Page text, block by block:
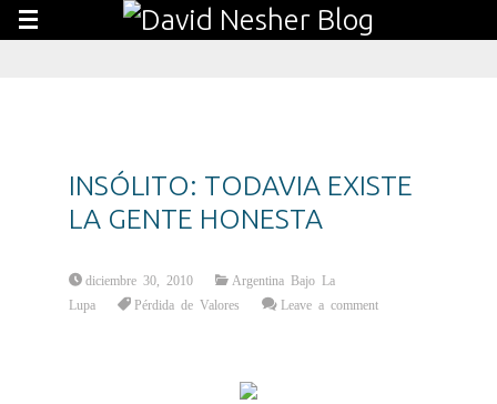
INSÓLITO: TODAVIA EXISTE
LA GENTE HONESTA
diciembre 30, 2010
Argentina Bajo La
Lupa
Pérdida de Valores Leave a comment